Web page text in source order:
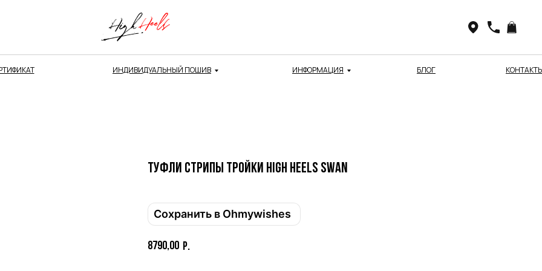
ИНДИВИДУАЛЬНЫЙ ПОШИВ ИНФОРМАЦИЯ БЛОГ
Туфли СТРИПЫ тройки High Heels SWAN
Сохранить в Ohmywishes
8790,00 р.